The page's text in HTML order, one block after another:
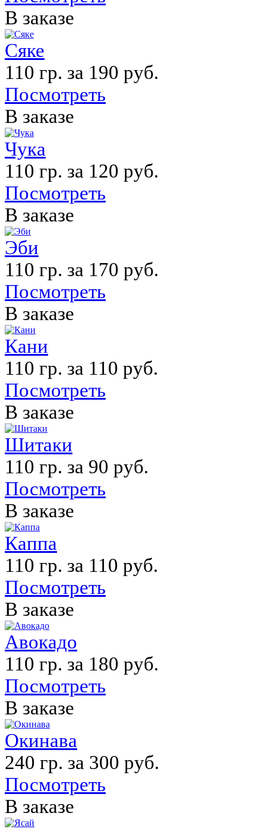
В заказе
Сяке
110 гр. за 190 руб.
Посмотреть
В заказе
Чука
110 гр. за 120 руб.
Посмотреть
В заказе
Эби
110 гр. за 170 руб.
Посмотреть
В заказе
Кани
110 гр. за 110 руб.
Посмотреть
В заказе
Шитаки
110 гр. за 90 руб.
Посмотреть
В заказе
Каппа
110 гр. за 110 руб.
Посмотреть
В заказе
Авокадо
110 гр. за 180 руб.
Посмотреть
В заказе
Окинава
240 гр. за 300 руб.
Посмотреть
В заказе